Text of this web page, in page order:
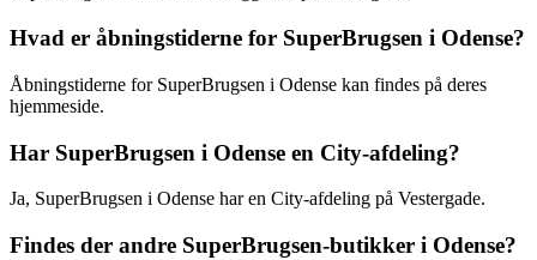
Hvad er åbningstiderne for SuperBrugsen i Odense?
Åbningstiderne for SuperBrugsen i Odense kan findes på deres
hjemmeside.
Har SuperBrugsen i Odense en City-afdeling?
Ja, SuperBrugsen i Odense har en City-afdeling på Vestergade.
Findes der andre SuperBrugsen-butikker i Odense?